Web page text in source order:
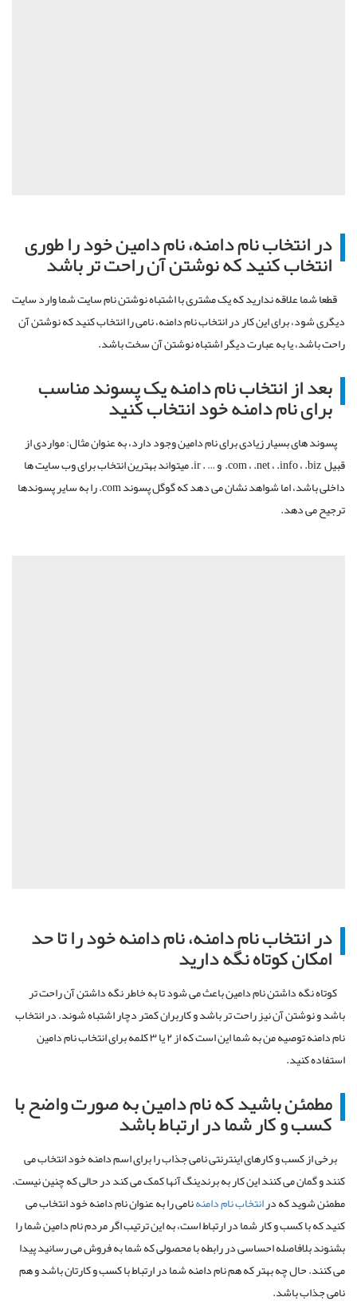
در انتخاب نام دامنه، نام دامین خود را طوری
انتخاب کنید که نوشتن آن راحت تر باشد
قطعا شما علاقه ندارید که یک مشتری با اشتباه نوشتن نام سایت شما وارد سایت
دیگری شود، برای این کار در انتخاب نام دامنه، نامی را انتخاب کنید که نوشتن آن
راحت باشد، یا به عبارت دیگر اشتباه نوشتن آن سخت باشد.
بعد از انتخاب نام دامنه یک پسوند مناسب
برای نام دامنه خود انتخاب کنید
پسوند های بسیار زیادی برای نام دامین وجود دارد، به عنوان مثال: مواردی از
قبیل com ، .net ، .info ، .biz. و … . ir. میتواند بهترین انتخاب برای وب سایت ها
داخلی باشد، اما شواهد نشان می دهد که گوگل پسوند com. را به سایر پسوندها
ترجیح می دهد.
در انتخاب نام دامنه، نام دامنه خود را تا حد
امکان کوتاه نگه دارید
کوتاه نگه داشتن نام دامین باعث می شود تا به خاطر نگه داشتن آن راحت تر
باشد و نوشتن آن نیز راحت تر باشد و کاربران کمتر دچار اشتباه شوند. در انتخاب
نام دامنه توصیه من به شما این است که از ۲ یا ۳ کلمه برای انتخاب نام دامین
استفاده کنید.
مطمئن باشید که نام دامین به صورت واضح با
کسب و کار شما در ارتباط باشد
برخی از کسب و کارهای اینترنتی نامی جذاب را برای اسم دامنه خود انتخاب می
کنند و گمان می کنند این کار به برندینگ آنها کمک می کند در حالی که چنین نیست.
مطمئن شوید که درانتخاب نام دامنهنامی را به عنوان نام دامنه خود انتخاب می
کنید که با کسب و کار شما در ارتباط است، به این ترتیب اگر مردم نام دامین شما را
بشنوند بلافاصله احساسی در رابطه با محصولی که شما به فروش می رسانید پیدا
می کنند. حال چه بهتر که هم نام دامنه شما در ارتباط با کسب و کارتان باشد و هم
نامی جذاب باشد.